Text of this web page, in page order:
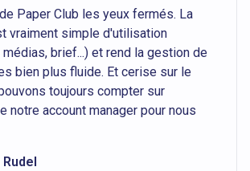
Paper Club les yeux fermés. La
vraiment simple d'utilisation
brief...) et rend la gestion de
bien plus fluide. Et cerise sur le
toujours compter sur
notre account manager pour nous